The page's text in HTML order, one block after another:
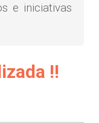
e iniciativas
!!